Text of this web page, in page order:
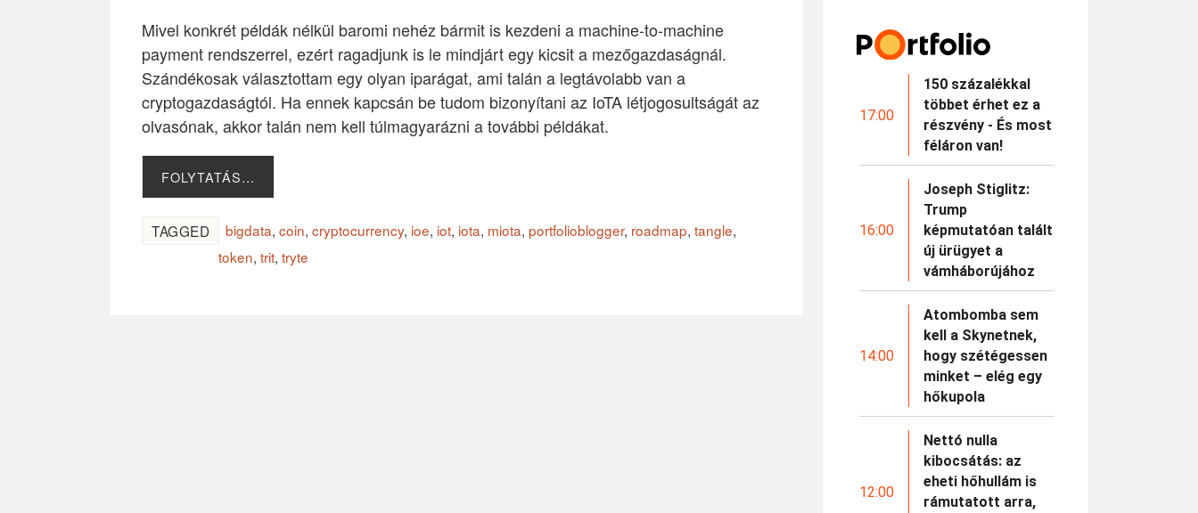
Mivel konkrét példák nélkül baromi nehéz bármit is kezdeni a machine-to-machine
payment rendszerrel, ezért ragadjunk is le mindjárt egy kicsit a mezőgazdaságnál.
Szándékosak választottam egy olyan iparágat, ami talán a legtávolabb van a
cryptogazdaságtól. Ha ennek kapcsán be tudom bizonyítani az IoTA létjogosultságát az
olvasónak, akkor talán nem kell túlmagyarázni a további példákat.
FOLYTATÁS…
TAGGED bigdata, coin, cryptocurrency, ioe, iot, iota, miota, portfolioblogger, roadmap, tangle,
token, trit, tryte
17:00
150 százalékkal
többet érhet ez a
részvény - És most
féláron van!
16:00
Joseph Stiglitz:
Trump
képmutatóan talált
új ürügyet a
vámháborújához
14:00
Atombomba sem
kell a Skynetnek,
hogy szétégessen
minket – elég egy
hőkupola
12:00
Nettó nulla
kibocsátás: az
eheti hőhullám is
rámutatott arra,